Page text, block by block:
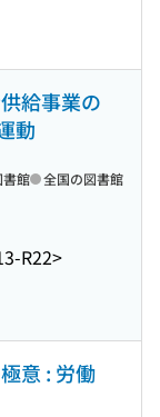
給事業の
動
R22>
書館 全国の図書館
意 : 労働